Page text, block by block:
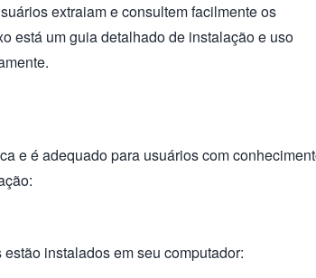
extraiam e consultem facilmente os
está um guia detalhado de instalação e uso
e é adequado para usuários com
instalados em seu computador: